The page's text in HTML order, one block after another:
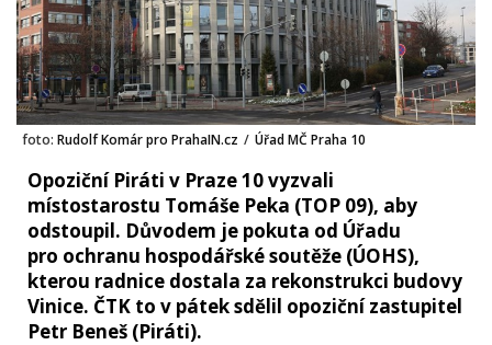
foto: Rudolf Komár pro PrahaIN.cz / Úřad MČ Praha 10
Opoziční Piráti v Praze 10 vyzvali
místostarostu Tomáše Peka (TOP 09), aby
odstoupil. Důvodem je pokuta od Úřadu
pro ochranu hospodářské soutěže (ÚOHS),
kterou radnice dostala za rekonstrukci budovy
Vinice. ČTK to v pátek sdělil opoziční zastupitel
Petr Beneš (Piráti).